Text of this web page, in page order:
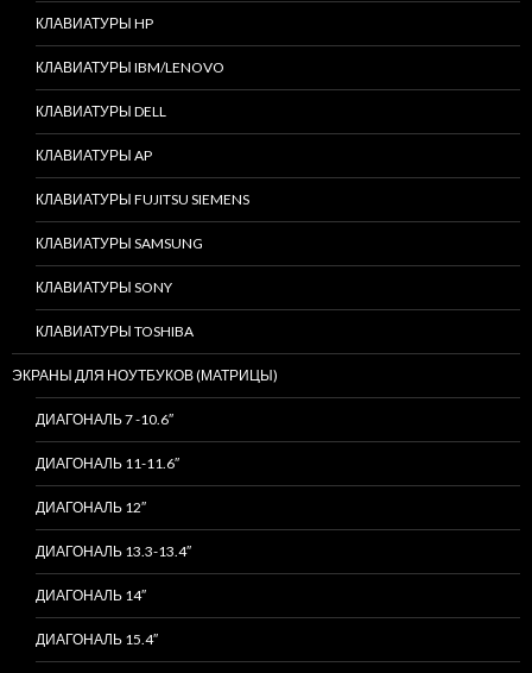
КЛАВИАТУРЫ HP
КЛАВИАТУРЫ IBM/LENOVO
КЛАВИАТУРЫ DELL
КЛАВИАТУРЫ AP
КЛАВИАТУРЫ FUJITSU SIEMENS
КЛАВИАТУРЫ SAMSUNG
КЛАВИАТУРЫ SONY
КЛАВИАТУРЫ TOSHIBA
ЭКРАНЫ ДЛЯ НОУТБУКОВ (МАТРИЦЫ)
ДИАГОНАЛЬ 7 -10.6″
ДИАГОНАЛЬ 11-11.6″
ДИАГОНАЛЬ 12″
ДИАГОНАЛЬ 13.3-13.4″
ДИАГОНАЛЬ 14″
ДИАГОНАЛЬ 15.4″